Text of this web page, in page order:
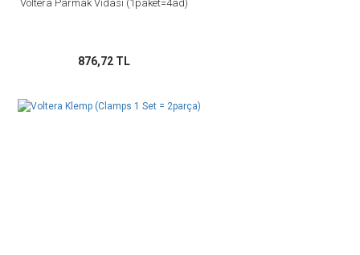
Voltera Parmak Vidası (1paket=4ad)
876,72 TL